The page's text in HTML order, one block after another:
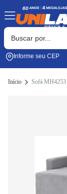
Informe seu CEP
Início Sofá MH4253